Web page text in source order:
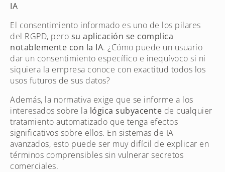
IA
El consentimiento informado es uno de los pilares
del RGPD, pero su aplicación se complica
notablemente con la IA. ¿Cómo puede un usuario
dar un consentimiento específico e inequívoco si ni
siquiera la empresa conoce con exactitud todos los
usos futuros de sus datos?
Además, la normativa exige que se informe a los
interesados sobre la lógica subyacente de cualquier
tratamiento automatizado que tenga efectos
significativos sobre ellos. En sistemas de IA
avanzados, esto puede ser muy difícil de explicar en
términos comprensibles sin vulnerar secretos
comerciales.